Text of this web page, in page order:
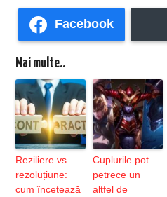
Facebook
Mai multe..
Reziliere vs.
rezoluțiune:
cum încetează
Cuplurile pot
petrece un
altfel de